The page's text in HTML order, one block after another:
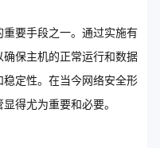
要手段之一。通过实施有
保主机的正常运行和数据
定性。在当今网络安全形
得尤为重要和必要。